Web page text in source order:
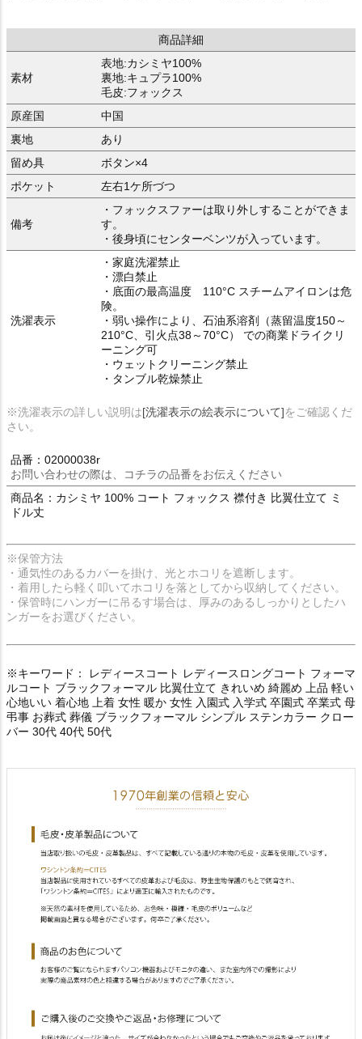
商品詳細
素材
表地:カシミヤ100%
裏地:キュプラ100%
毛皮:フォックス
原産国
中国
裏地
あり
留め具
ボタン×4
ポケット
左右1ケ所づつ
備考
・フォックスファーは取り外しすることができま
す。
・後身頃にセンターベンツが入っています。
洗濯表示
・家庭洗濯禁止
・漂白禁止
・底面の最高温度 110°C スチームアイロンは危
険。
・弱い操作により、石油系溶剤（蒸留温度150～
210°C、引火点38～70°C） での商業ドライクリ
ーニング可
・ウェットクリーニング禁止
・タンブル乾燥禁止
※洗濯表示の詳しい説明は[洗濯表示の絵表示について]をご確認くだ
さい。
品番：02000038r
お問い合わせの際は、コチラの品番をお伝えください
商品名：カシミヤ 100% コート フォックス 襟付き 比翼仕立て ミ
ドル丈
※保管方法
・通気性のあるカバーを掛け、光とホコリを遮断します。
・着用したら軽く叩いてホコリを落としてから収納してください。
・保管時にハンガーに吊るす場合は、厚みのあるしっかりとしたハ
ンガーをお選びください。
※キーワード： レディースコート レディースロングコート フォーマ
ルコート ブラックフォーマル 比翼仕立て きれいめ 綺麗め 上品 軽い
心地いい 着心地 上着 女性 暖か 女性 入園式 入学式 卒園式 卒業式 母
弔事 お葬式 葬儀 ブラックフォーマル シンプル ステンカラー クロー
バー 30代 40代 50代